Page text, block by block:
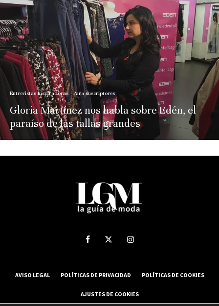
Entrevistas Inspiradoras Para suscriptores
Gloria Martínez nos habla sobre Edén, el
paraíso de las tallas grandes
AVISO LEGAL POLÍTICAS DE PRIVACIDAD POLÍTICAS DE COOKIES
AJUSTES DE COOKIES